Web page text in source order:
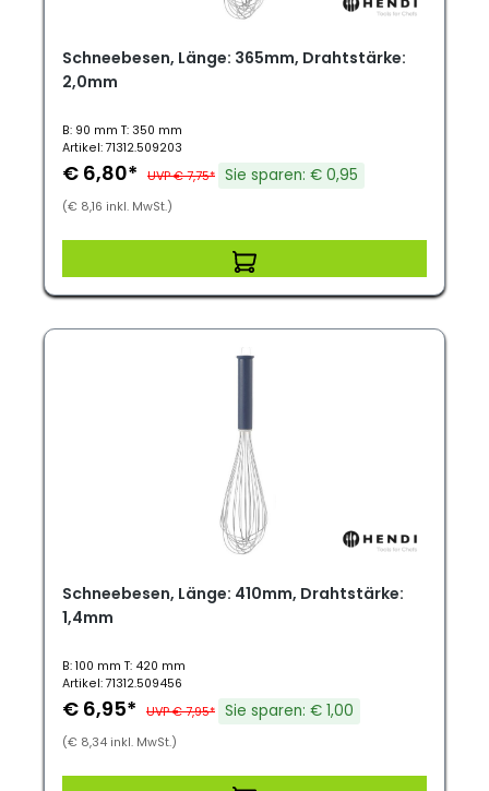
Schneebesen, Länge: 365mm, Drahtstärke:
2,0mm
B: 90 mm T: 350 mm
Artikel: 71312.509203
€ 6,80* UVP € 7,75* Sie sparen: € 0,95
(€ 8,16 inkl. MwSt.)
Schneebesen, Länge: 410mm, Drahtstärke:
1,4mm
B: 100 mm T: 420 mm
Artikel: 71312.509456
€ 6,95* UVP € 7,95* Sie sparen: € 1,00
(€ 8,34 inkl. MwSt.)